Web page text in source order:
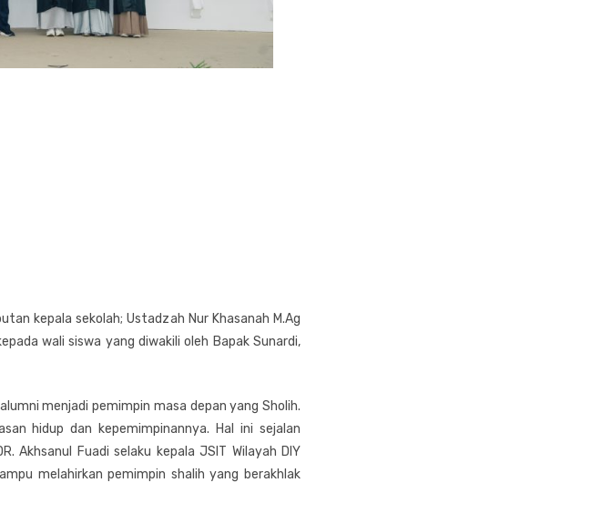
kepala sekolah; Ustadzah Nur Khasanah M.Ag
wali siswa yang diwakili oleh Bapak Sunardi,
menjadi pemimpin masa depan yang Sholih.
hidup dan kepemimpinannya. Hal ini sejalan
Akhsanul Fuadi selaku kepala JSIT Wilayah DIY
melahirkan pemimpin shalih yang berakhlak